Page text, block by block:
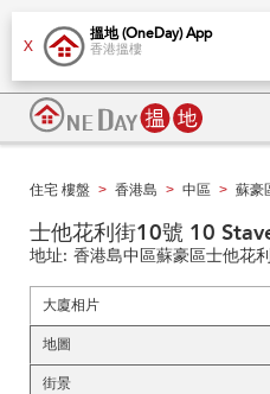
X
搵地 (OneDay) App
香港搵樓
住宅 樓盤 > 香港島 > 中區 > 蘇豪
士他花利街10號 10
地址: 香港島中區蘇豪區士他花
大廈相片
地圖
街景